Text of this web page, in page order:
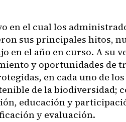
en el cual los
sus principales hitos,
en el año en curso. A su
y oportunidades de
en cada uno de
de la biodiversidad;
educación y
y evaluación.